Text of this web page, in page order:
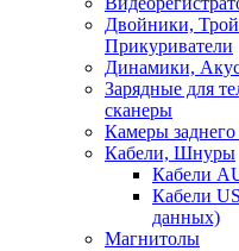
Двойники,
Прикуриватели
Динамики,
Зарядные для
сканеры
Камеры заднего
Кабели, Шнуры
Кабели
Кабели
данных)
Магнитолы